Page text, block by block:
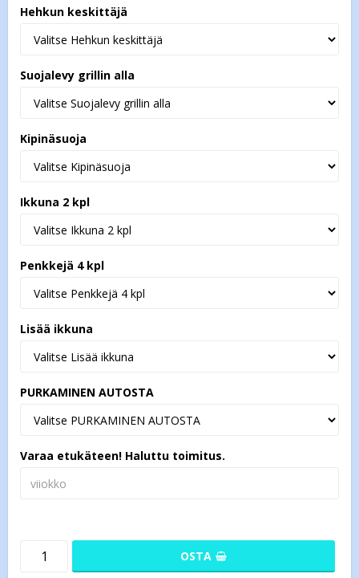
Hehkun keskittäjä
Suojalevy grillin alla
Kipinäsuoja
Ikkuna 2 kpl
Penkkejä 4 kpl
Lisää ikkuna
PURKAMINEN AUTOSTA
Varaa etukäteen! Haluttu toimitus.
OSTA